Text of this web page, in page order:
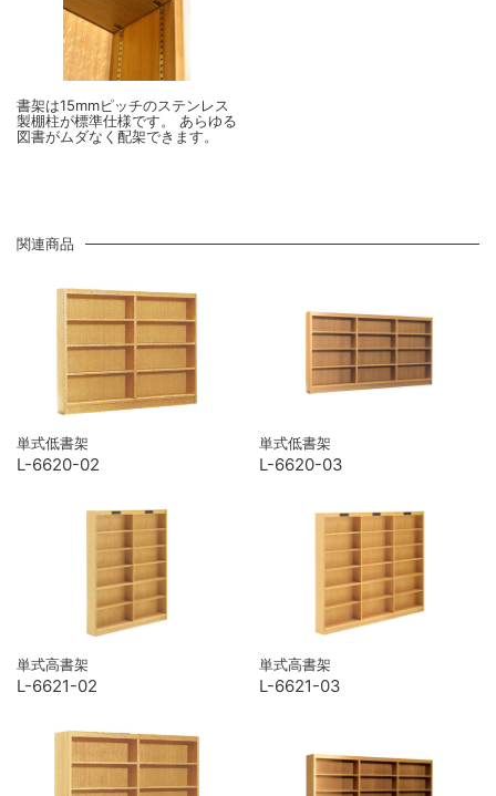
書架は15mmピッチのステンレス
製棚柱が標準仕様です。 あらゆる
図書がムダなく配架できます。
関連商品
単式低書架
L-6620-02
単式低書架
L-6620-03
単式高書架
L-6621-02
単式高書架
L-6621-03